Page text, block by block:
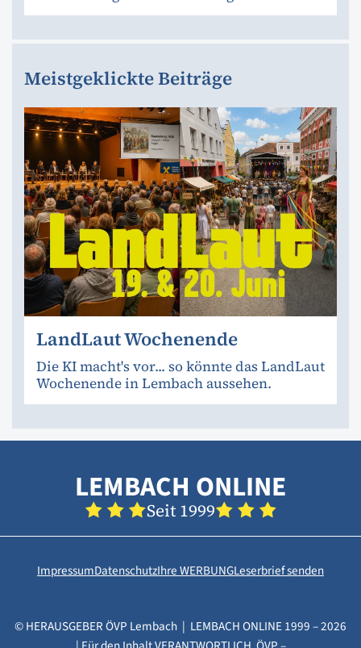
Meistgeklickte Beiträge
LandLaut Wochenende
Die KI macht's vor... so könnte das LandLaut
Wochenende in Lembach aussehen.
LEMBACH ONLINE
Seit 1999
ImpressumDatenschutzIhre WERBUNGLeserbrief senden
© HERAUSGEBER ÖVP Lembach | LEMBACH ONLINE 1999 – 2026